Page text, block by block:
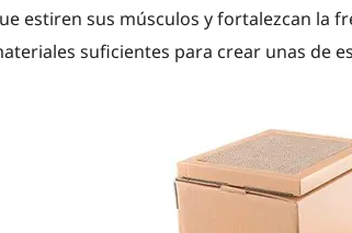
estiren sus músculos y fortalezcan la
suficientes para crear unas de